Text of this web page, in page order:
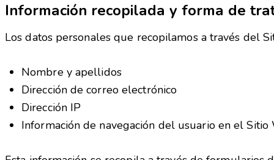
Información recopilada y forma de
Los datos personales que recopilamos a través del
Nombre y apellidos
Dirección de correo electrónico
Dirección IP
Información de navegación del usuario en el Sitio